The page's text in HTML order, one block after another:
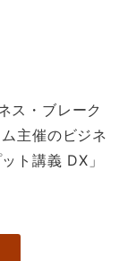
ス・ブレーク
主催のビジネ
ト講義 DX」